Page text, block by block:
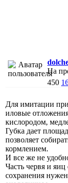
На
450
Для имитации
иловые
кислородом,
Губка дает
позволяет
кормлением.
И все же не
Часть червя и
сохранения